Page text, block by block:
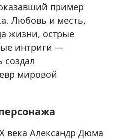
пример
Любовь и месть,
жизни, острые
интриги —
создал
мировой
века Александр Дюма